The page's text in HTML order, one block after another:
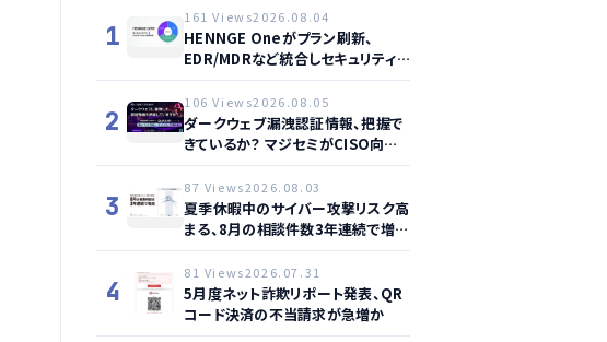
1
161 Views2026.08.04
HENNGE Oneがプラン刷新、
EDR/MDRなど統合しセキュリティ
強化へ
2
106 Views2026.08.05
ダークウェブ漏洩認証情報、把握で
きているか？ マジセミがCISO向け
ウェビナー開催へ
3
87 Views2026.08.03
夏季休暇中のサイバー攻撃リスク高
まる、8月の相談件数3年連続で増加
か
4
81 Views2026.07.31
5月度ネット詐欺リポート発表、QR
コード決済の不当請求が急増か